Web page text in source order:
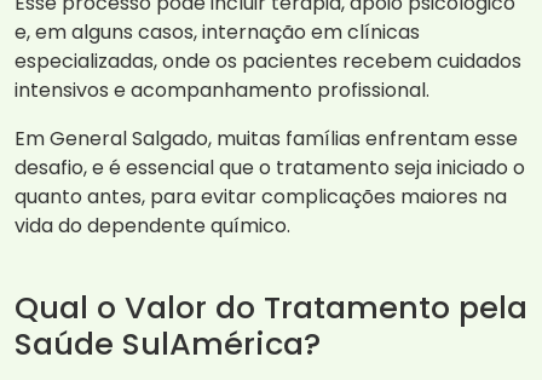
e, em alguns casos, internação em clínicas
especializadas, onde os pacientes recebem cuidados
intensivos e acompanhamento profissional.
Em General Salgado, muitas famílias enfrentam esse
desafio, e é essencial que o tratamento seja iniciado o
quanto antes, para evitar complicações maiores na
vida do dependente químico.
Qual o Valor do Tratamento pela
Saúde SulAmérica?